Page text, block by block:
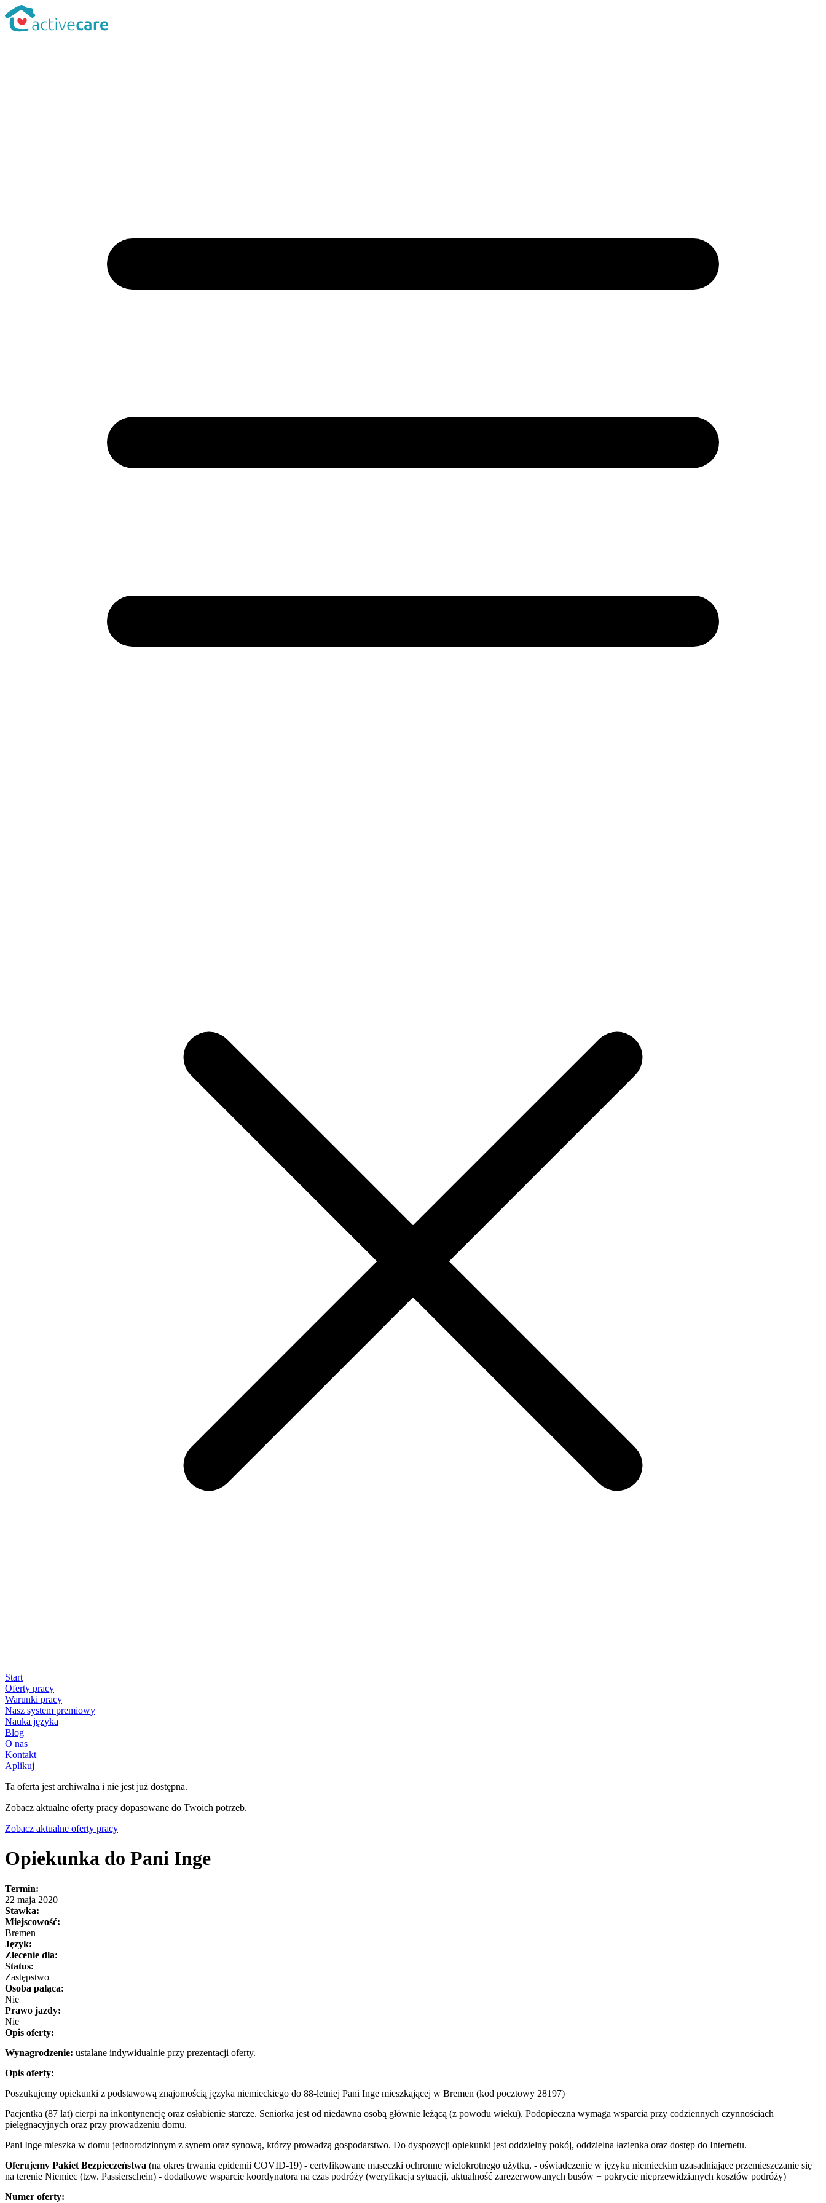
Start
Oferty pracy
Warunki pracy
Nasz system premiowy
Nauka języka
Blog
O nas
Kontakt
Aplikuj
Ta oferta jest archiwalna i nie jest już dostępna.
Zobacz aktualne oferty pracy dopasowane do Twoich potrzeb.
Zobacz aktualne oferty pracy
Opiekunka do Pani Inge
Termin:
22 maja 2020
Stawka:
Miejscowość:
Bremen
Język:
Zlecenie dla:
Status:
Zastępstwo
Osoba paląca:
Nie
Prawo jazdy:
Nie
Opis oferty:
Wynagrodzenie: ustalane indywidualnie przy prezentacji oferty.
Opis oferty:
Poszukujemy opiekunki z podstawową znajomością języka niemieckiego do 88-letniej Pani Inge mieszkającej w Bremen (kod pocztowy 28197)
Pacjentka (87 lat) cierpi na inkontynencję oraz osłabienie starcze. Seniorka jest od niedawna osobą głównie leżącą (z powodu wieku). Podopieczna wymaga wsparcia przy codziennych czynnościach
pielęgnacyjnych oraz przy prowadzeniu domu.
Pani Inge mieszka w domu jednorodzinnym z synem oraz synową, którzy prowadzą gospodarstwo. Do dyspozycji opiekunki jest oddzielny pokój, oddzielna łazienka oraz dostęp do Internetu.
Oferujemy Pakiet Bezpieczeństwa (na okres trwania epidemii COVID-19) - certyfikowane maseczki ochronne wielokrotnego użytku, - oświadczenie w języku niemieckim uzasadniające przemieszczanie się
na terenie Niemiec (tzw. Passierschein) - dodatkowe wsparcie koordynatora na czas podróży (weryfikacja sytuacji, aktualność zarezerwowanych busów + pokrycie nieprzewidzianych kosztów podróży)
Numer oferty: